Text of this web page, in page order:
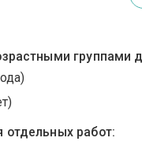
группами
работ: